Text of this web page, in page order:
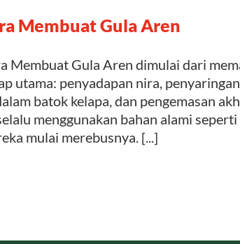
Membuat Gula Aren
Membuat Gula Aren dimulai dari
utama: penyadapan nira,
batok kelapa, dan pengemasan
menggunakan bahan alami
mulai merebusnya. [...]